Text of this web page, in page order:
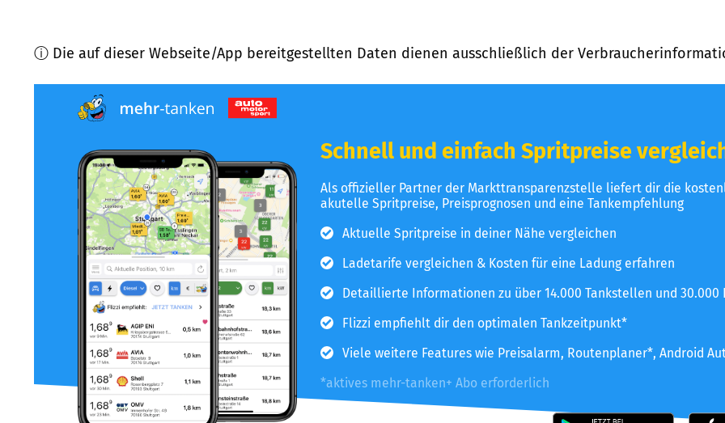
ⓘ Die auf dieser Webseite/App bereitgestellten Daten dienen ausschließlich der
Schnell und einfach Spritpreise
Als offizieller Partner der Markttransparenzstelle liefert dir die
akutelle Spritpreise, Preisprognosen und eine Tankempfehlung
Aktuelle Spritpreise in deiner Nähe vergleichen
Ladetarife vergleichen & Kosten für eine Ladung erfahren
Detaillierte Informationen zu über 14.000 Tankstellen und 30.000
Flizzi empfiehlt dir den optimalen Tankzeitpunkt*
Viele weitere Features wie Preisalarm, Routenplaner*, Android
*aktives mehr-tanken+ Abo erforderlich